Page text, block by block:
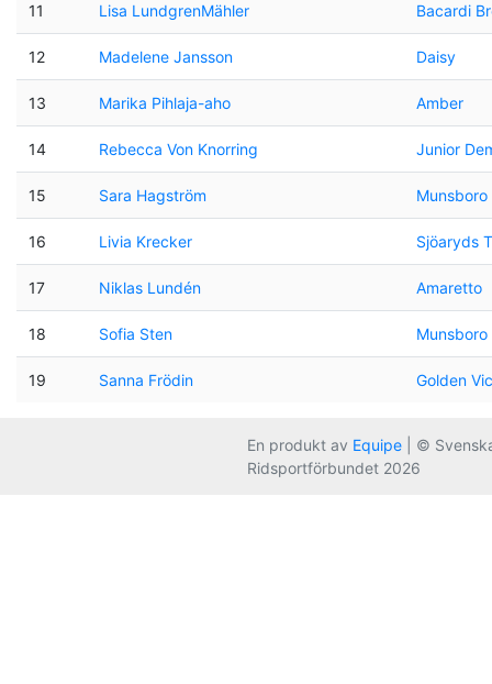
11 Lisa LundgrenMähler Bacardi
12 Madelene Jansson Daisy
13 Marika Pihlaja-aho Amber
14 Rebecca Von Knorring Junior
15 Sara Hagström Munsboro
16 Livia Krecker Sjöaryds
17 Niklas Lundén Amaretto
18 Sofia Sten Munsboro
19 Sanna Frödin Golden
En produkt av Equipe | ©
Ridsportförbundet 2026